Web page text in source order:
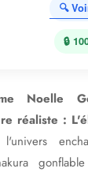
🔍
🔒
Noelle
réaliste :
l'univers